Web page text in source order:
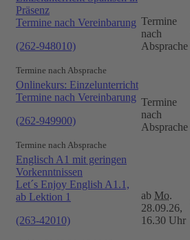
Präsenz
Termine nach Vereinbarung
(262-948010)
Termine nach Absprache
Termine
nach
Absprache
Onlinekurs: Einzelunterricht
Termine nach Vereinbarung
(262-949900)
Termine nach Absprache
Termine
nach
Absprache
Englisch A1 mit geringen
Vorkenntnissen
Let´s Enjoy English A1.1,
ab Lektion 1
(263-42010)
ab Mo.
28.09.26,
16.30 Uhr